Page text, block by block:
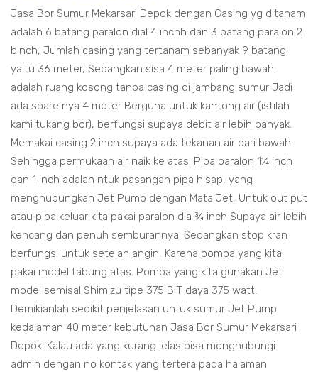
Jasa Bor Sumur Mekarsari Depok dengan Casing yg ditanam
adalah 6 batang paralon dial 4 incnh dan 3 batang paralon 2
binch, Jumlah casing yang tertanam sebanyak 9 batang
yaitu 36 meter, Sedangkan sisa 4 meter paling bawah
adalah ruang kosong tanpa casing di jambang sumur Jadi
ada spare nya 4 meter Berguna untuk kantong air (istilah
kami tukang bor), berfungsi supaya debit air lebih banyak.
Memakai casing 2 inch supaya ada tekanan air dari bawah.
Sehingga permukaan air naik ke atas. Pipa paralon 1¼ inch
dan 1 inch adalah ntuk pasangan pipa hisap, yang
menghubungkan Jet Pump dengan Mata Jet, Untuk out put
atau pipa keluar kita pakai paralon dia ¾ inch Supaya air lebih
kencang dan penuh semburannya. Sedangkan stop kran
berfungsi untuk setelan angin, Karena pompa yang kita
pakai model tabung atas. Pompa yang kita gunakan Jet
model semisal Shimizu tipe 375 BIT daya 375 watt.
Demikianlah sedikit penjelasan untuk sumur Jet Pump
kedalaman 40 meter kebutuhan Jasa Bor Sumur Mekarsari
Depok. Kalau ada yang kurang jelas bisa menghubungi
admin dengan no kontak yang tertera pada halaman